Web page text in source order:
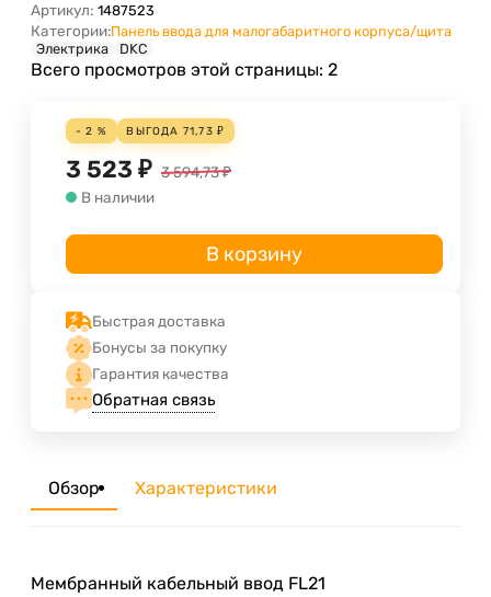
Артикул: 1487523
Категории:Панель ввода для малогабаритного корпуса/щита
Электрика
DKC
Всего просмотров этой страницы: 2
- 2 % ВЫГОДА 71,73 ₽
3 523 ₽ 3 594,73₽
В наличии
В корзину
Быстрая доставка
Бонусы за покупку
Гарантия качества
Обратная связь
Обзор Характеристики
Мембранный кабельный ввод FL21